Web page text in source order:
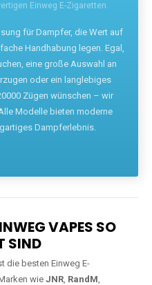
Einweg E-Zigaretten.
für Dampfer, die Wert auf
Handhabung legen. Egal,
eine große Auswahl an
oder ein langlebiges
Zügen wünschen – wir
Modelle bieten moderne
Dampferlebnis.
VAPES SO
SIND
die besten Einweg E-
wie JNR, RandM,